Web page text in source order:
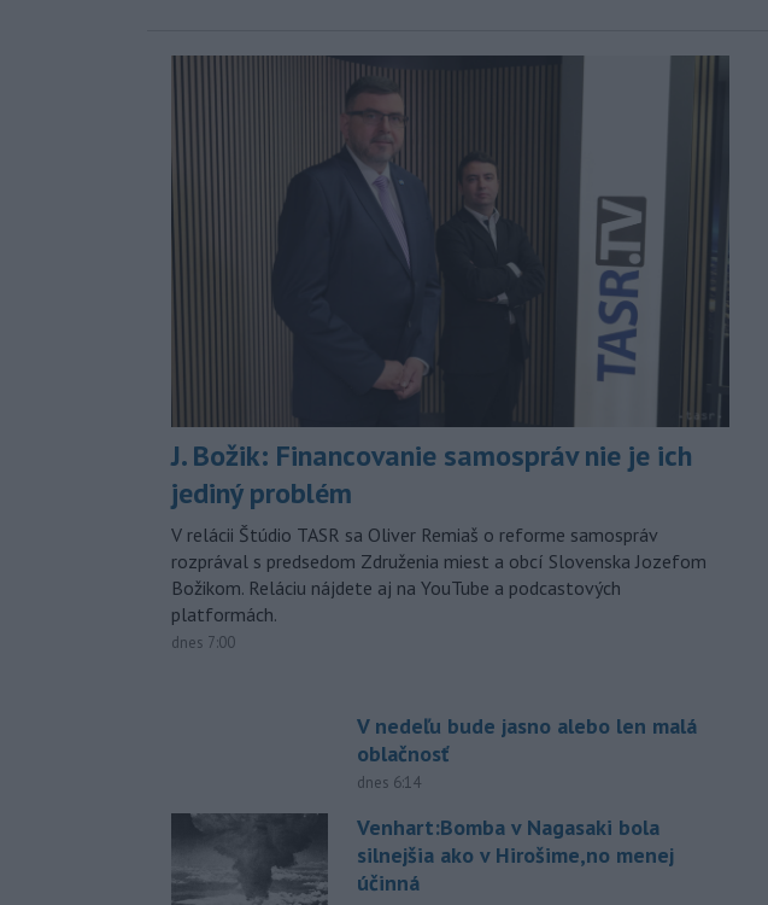
J. Božik: Financovanie samospráv nie je ich
jediný problém
V relácii Štúdio TASR sa Oliver Remiaš o reforme samospráv
rozprával s predsedom Združenia miest a obcí Slovenska Jozefom
Božikom. Reláciu nájdete aj na YouTube a podcastových
platformách.
dnes 7:00
V nedeľu bude jasno alebo len malá
oblačnosť
dnes 6:14
Venhart:Bomba v Nagasaki bola
silnejšia ako v Hirošime,no menej
účinná